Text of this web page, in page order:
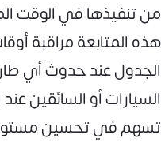
من تنفيذها في الوقت
هذه المتابعة مراقبة
الجدول عند حدوث أي
السيارات أو السائقين
تسهم في تحسين مستوى